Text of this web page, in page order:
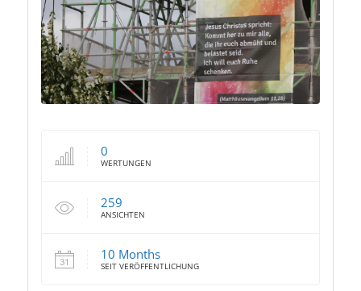
0
WERTUNGEN
259
ANSICHTEN
10 Months
SEIT VERÖFFENTLICHUNG